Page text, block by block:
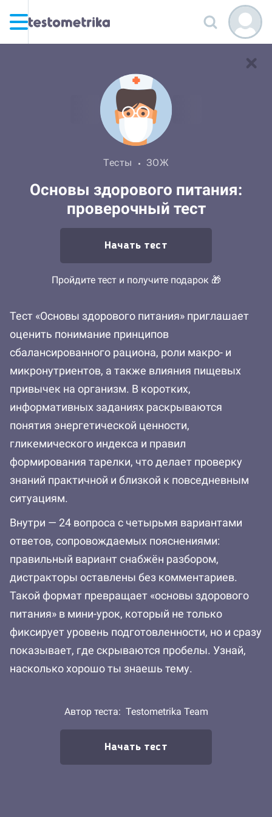
Тесты ЗОЖ
Основы здорового питания:
проверочный тест
Начать тест
Пройдите тест и получите подарок 🎁
Тест «Основы здорового питания» приглашает
оценить понимание принципов
сбалансированного рациона, роли макро- и
микронутриентов, а также влияния пищевых
привычек на организм. В коротких,
информативных заданиях раскрываются
понятия энергетической ценности,
гликемического индекса и правил
формирования тарелки, что делает проверку
знаний практичной и близкой к повседневным
ситуациям.
Внутри — 24 вопроса с четырьмя вариантами
ответов, сопровождаемых пояснениями:
правильный вариант снабжён разбором,
дистракторы оставлены без комментариев.
Такой формат превращает «основы здорового
питания» в мини-урок, который не только
фиксирует уровень подготовленности, но и сразу
показывает, где скрываются пробелы. Узнай,
насколько хорошо ты знаешь тему.
Автор теста: Testometrika Team
Начать тест